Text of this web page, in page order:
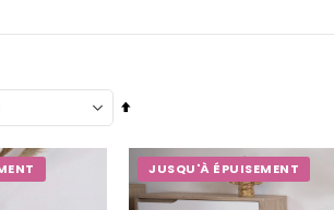
Par
décroissant
JUSQU'À ÉPUISEMENT